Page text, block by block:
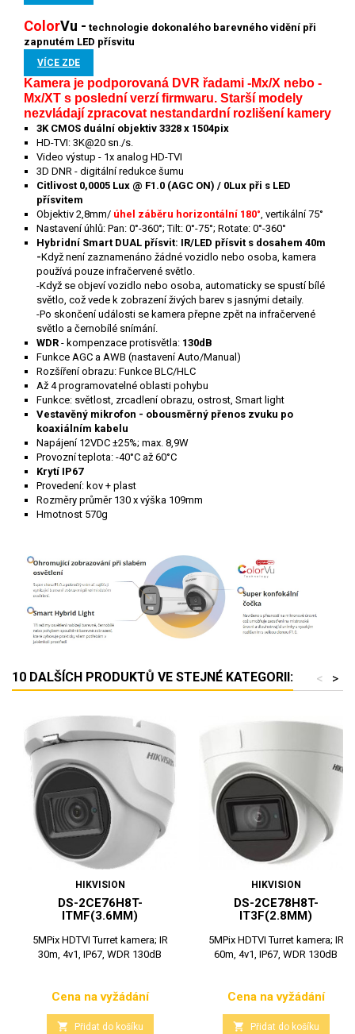
ColorVu - technologie dokonalého barevného vidění při
zapnutém LED přísvitu
VÍCE ZDE
Kamera je podporovaná DVR řadami -Mx/X nebo -
Mx/XT s poslední verzí firmwaru. Starší modely
nezvládají zpracovat nestandardní rozlišení kamery
3K CMOS duální objektiv 3328 x 1504pix
HD-TVI: 3K@20 sn./s.
Video výstup - 1x analog HD-TVI
3D DNR - digitální redukce šumu
Citlivost 0,0005 Lux @ F1.0 (AGC ON) / 0Lux při s LED
přísvitem
Objektiv 2,8mm/ úhel záběru horizontální 180° , vertikální 75°
Nastavení úhlů: Pan: 0°-360°; Tilt: 0°-75°; Rotate: 0°-360°
Hybridní Smart DUAL přísvit: IR/LED přísvit s dosahem 40m
-Když není zaznamenáno žádné vozidlo nebo osoba, kamera
používá pouze infračervené světlo.
-Když se objeví vozidlo nebo osoba, automaticky se spustí bílé
světlo, což vede k zobrazení živých barev s jasnými detaily.
-Po skončení události se kamera přepne zpět na infračervené
světlo a černobílé snímání.
WDR - kompenzace protisvětla: 130dB
Funkce AGC a AWB (nastavení Auto/Manual)
Rozšíření obrazu: Funkce BLC/HLC
Až 4 programovatelné oblasti pohybu
Funkce: světlost, zrcadlení obrazu, ostrost, Smart light
Vestavěný mikrofon - obousměrný přenos zvuku po
koaxiálním kabelu
Napájení 12VDC ±25%; max. 8,9W
Provozní teplota: -40°C až 60°C
Krytí IP67
Provedení: kov + plast
Rozměry průměr 130 x výška 109mm
Hmotnost 570g
10 DALŠÍCH PRODUKTŮ VE STEJNÉ KATEGORII: >
<
HIKVISION
DS-2CE76H8T-
ITMF(3.6MM)
5MPix HDTVI Turret kamera; IR
30m, 4v1, IP67, WDR 130dB
Cena
Cena na vyžádání
 Přidat do košíku
HIKVISION
DS-2CE78H8T-
IT3F(2.8MM)
5MPix HDTVI Turret kamera; IR
60m, 4v1, IP67, WDR 130dB
Cena
Cena na vyžádání
 Přidat do košíku